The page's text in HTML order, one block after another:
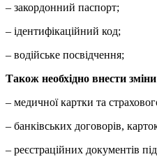
– закордонний паспорт;
– ідентифікаційний код;
– водійське посвідчення;
Також необхідно внести
– медичної картки та
– банківських договорів,
– реєстраційних документів